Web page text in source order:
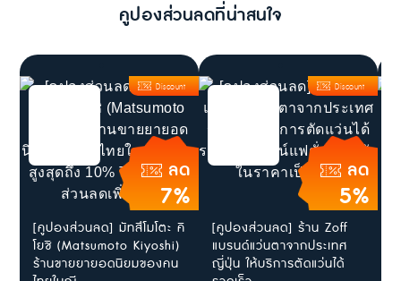
คูปองส่วนลดที่น่าสนใจ
ลด
7%
Discount
[คูปองส่วนลด] มัทสึโมโตะ คิ
โยชิ (Matsumoto Kiyoshi)
ร้านขายยายอดนิยมของคน
ลด
5%
Discount
[คูปองส่วนลด] ร้าน Zoff
แบรนด์แว่นตาจากประเทศ
ญี่ปุ่น ให้บริการตัดแว่นได้